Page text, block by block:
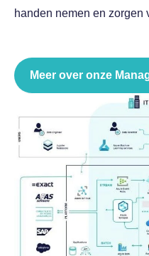
handen nemen en zorgen
Meer over onze